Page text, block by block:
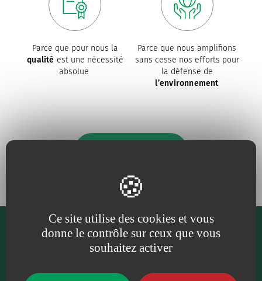
Ce site utilise des cookies et vous
donne le contrôle sur ceux que vous
souhaitez activer
Parce que pour nous la
qualité est une nécessité
absolue
Parce que nous amplifions
sans cesse nos efforts pour
la défense de
l’environnement